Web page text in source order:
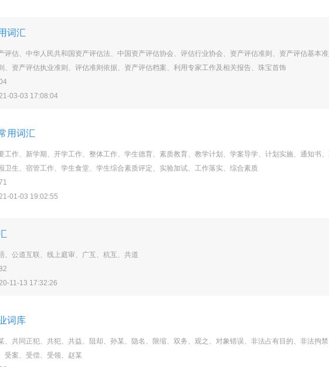
词汇
评估、中华人民共和国资产评估法、中国资产评估协会、评估行业协会、资产评估准则、资产评估基本
、资产评估执业准则、评估准则依据、资产评估档案、利用专家工作及相关报告、珠宝首饰
03-03 17:08:04
用词汇
工作、新学期、开学工作、整体工作、学生德育、素质教育、教学计划、学案导学、计划实施、通知书、
卫生、宿管工作、学生食堂、学生综合素质评定、实验加试、工作落实、综合素质
01-03 19:02:55
、公道互联、线上庭审、广互、杭互、共道
11-13 17:32:26
词库
、共同正犯、共犯、共益、阻却、孙某、隐名、限缩、双务、观之、对象错误、非法占有目的、非法拘
受案、受偿、受领、赵某